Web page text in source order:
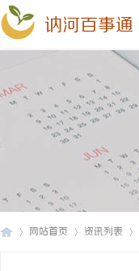
讷河百事通
网站首页 资讯列表